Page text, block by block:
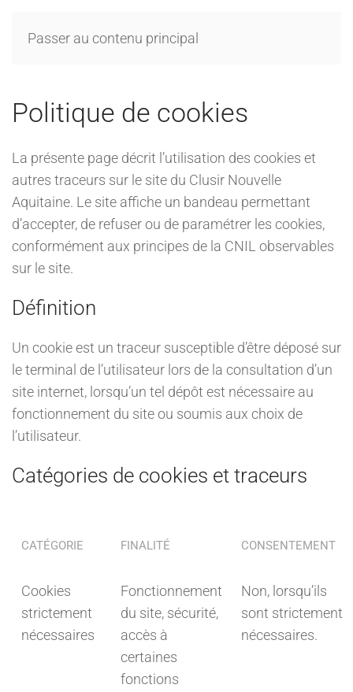
Passer au contenu principal
Politique de cookies
La présente page décrit l’utilisation des cookies et
autres traceurs sur le site du Clusir Nouvelle
Aquitaine. Le site affiche un bandeau permettant
d’accepter, de refuser ou de paramétrer les cookies,
conformément aux principes de la CNIL observables
sur le site.
Définition
Un cookie est un traceur susceptible d’être déposé sur
le terminal de l’utilisateur lors de la consultation d’un
site internet, lorsqu’un tel dépôt est nécessaire au
fonctionnement du site ou soumis aux choix de
l’utilisateur.
Catégories de cookies et traceurs
CATÉGORIE FINALITÉ CONSENTEMENT
Cookies
strictement
nécessaires
Fonctionnement
du site, sécurité,
accès à
certaines
fonctions
Non, lorsqu’ils
sont strictement
nécessaires.